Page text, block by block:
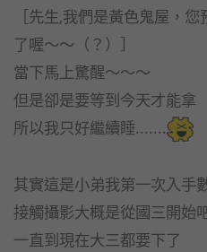
［先生,我們是黃色鬼屋，
了喔～～（？）］
當下馬上驚醒～～～
但是卻是要等到今天才能拿
所以我只好繼續睡.......
其實這是小弟我第一次入手
接觸攝影大概是從國三開始
一直到現在大三都要下了